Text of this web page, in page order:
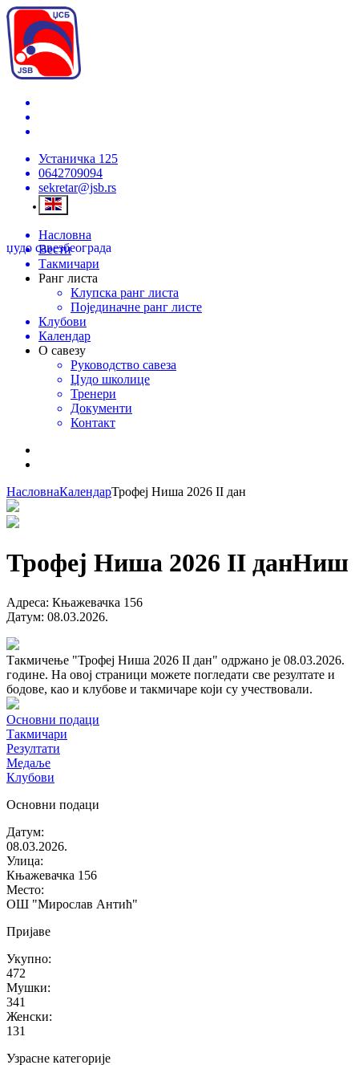
Устаничка 125
0642709094
sekretar@jsb.rs
џудо савезбеограда
Насловна
Вести
Такмичари
Ранг листа
Клупска ранг листа
Појединачне ранг листе
Клубови
Календар
О савезу
Руководство савеза
Џудо школице
Тренери
Документи
Контакт
НасловнаКалендарТрофеј Ниша 2026 II дан
Трофеј Ниша 2026 II данНиш
Адреса: Књажевачка 156
Датум: 08.03.2026.
Такмичење "Трофеј Ниша 2026 II дан" одржано је 08.03.2026.
године. На овој страници можете погледати све резултате и
бодове, као и клубове и такмичаре који су учествовали.
Основни подаци
Такмичари
Резултати
Медаље
Клубови
Основни подаци
Датум:
08.03.2026.
Улица:
Књажевачка 156
Место:
ОШ "Мирослав Антић"
Пријаве
Укупно:
472
Мушки:
341
Женски:
131
Узрасне категорије